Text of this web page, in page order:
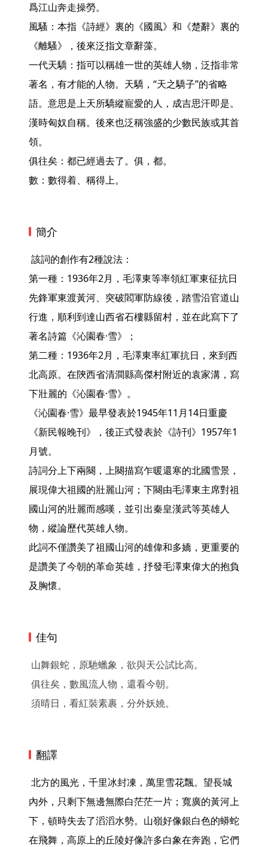
爲江山奔走操勞。
風騷：本指《詩經》裏的《國風》和《楚辭》裏的
《離騷》，後來泛指文章辭藻。
一代天驕：指可以稱雄一世的英雄人物，泛指非常
著名，有才能的人物。天驕，“天之驕子”的省略
語。意思是上天所驕縱寵愛的人，成吉思汗即是。
漢時匈奴自稱。後來也泛稱強盛的少數民族或其首
領。
俱往矣：都已經過去了。俱，都。
數：數得着、稱得上。
簡介
第一種：1936年2月，毛澤東等率領紅軍東征抗日
先鋒軍東渡黃河、突破閻軍防線後，踏雪沿官道山
行進，順利到達山西省石樓縣留村，並在此寫下了
著名詩篇《沁園春·雪》；
第二種：1936年2月，毛澤東率紅軍抗日，來到西
北高原。在陝西省清澗縣高傑村附近的袁家溝，寫
下壯麗的《沁園春·雪》。
《沁園春·雪》最早發表於1945年11月14日重慶
《新民報晚刊》，後正式發表於《詩刊》1957年1
月號。
詩詞分上下兩闋，上闋描寫乍暖還寒的北國雪景，
展現偉大祖國的壯麗山河；下闋由毛澤東主席對祖
國山河的壯麗而感嘆，並引出秦皇漢武等英雄人
物，縱論歷代英雄人物。
此詞不僅讚美了祖國山河的雄偉和多嬌，更重要的
是讚美了今朝的革命英雄，抒發毛澤東偉大的抱負
及胸懷。
佳句
山舞銀蛇，原馳蠟象，欲與天公試比高。
俱往矣，數風流人物，還看今朝。
須晴日，看紅裝素裹，分外妖嬈。
翻譯
內外，只剩下無邊無際白茫茫一片；寬廣的黃河上
下，頓時失去了滔滔水勢。山嶺好像銀白色的蟒蛇
在飛舞，高原上的丘陵好像許多白象在奔跑，它們